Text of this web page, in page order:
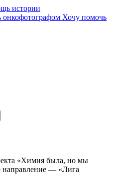
истории
онкофотографом Хочу помочь
«Химия была, но мы
направление — «Лига